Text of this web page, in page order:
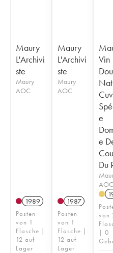
Maury
L'Archivi
ste
Maury
AOC
1989
Posten
von 1
Flasche |
12 auf
Lager
Maury
L'Archivi
ste
Maury
AOC
1987
Posten
von 1
Flasche |
12 auf
Lager
Vin
e
e
Du
AOC
von
| 0